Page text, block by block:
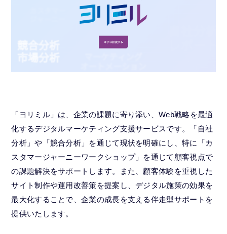
「ヨリミル」は、企業の課題に寄り添い、Web戦略を最適
化するデジタルマーケティング支援サービスです。「自社
分析」や「競合分析」を通じて現状を明確にし、特に「カ
スタマージャーニーワークショップ」を通じて顧客視点で
の課題解決をサポートします。また、顧客体験を重視した
サイト制作や運用改善策を提案し、デジタル施策の効果を
最大化することで、企業の成長を支える伴走型サポートを
提供いたします。